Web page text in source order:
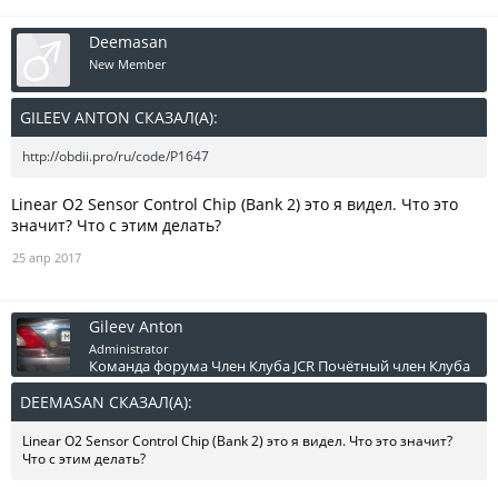
Deemasan
New Member
GILEEV ANTON СКАЗАЛ(А):
http://obdii.pro/ru/code/P1647
Linear O2 Sensor Control Chip (Bank 2) это я видел. Что это
значит? Что с этим делать?
25 апр 2017
Gileev Anton
Administrator
Команда форума Член Клуба JCR Почётный член Клуба
DEEMASAN СКАЗАЛ(А):
Linear O2 Sensor Control Chip (Bank 2) это я видел. Что это значит?
Что с этим делать?